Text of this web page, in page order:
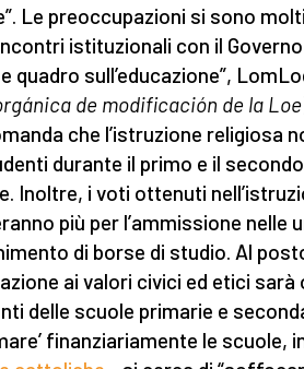
Le preoccupazioni si sono
istituzionali con il
quadro sull’educazione”,
de modificación de la Loe
che l’istruzione religiosa
durante il primo e il
Inoltre, i voti ottenuti
più per l’ammissione nelle
di borse di studio. Al
ai valori civici ed etici
delle scuole primarie e
finanziariamente le scuole,